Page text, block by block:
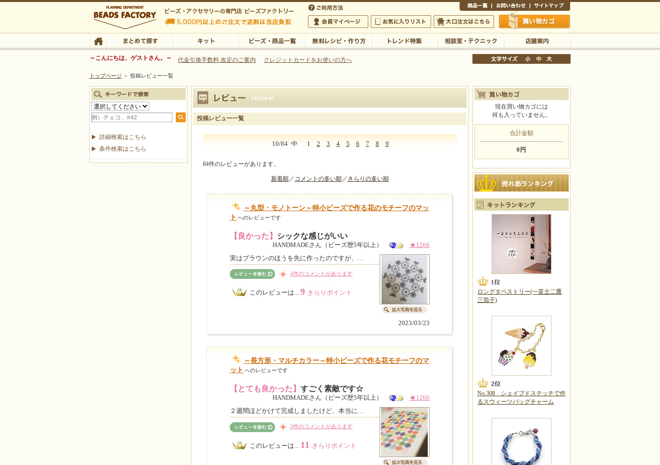
ビーズファクトリー ビーズ・パーツ・金具など・アクセサリーの専門店
ビーズ・アクセサリーの専門店 ビーズファクトリー 5,000円以上のご注文で送料は当店が負担いたします
ビーズ・アクセサリーの専門店 ビーズファクトリー 5,000円以上のご注文で送料は当店が負担いたします
会員マイページ
お気に入りリスト 大口注文はこちら 買い物かご
TOP まとめて探す 店舗案内
～こんにちは、ゲストさん。～ 代金引換手数料 改定のご案内 クレジットカードをお使いの方へ
トップページ > 投稿レビュー一覧
投稿レビュー一覧
10/84 中 1 2 3 4 5 6 7 8 9
84件のレビューがあります。
新着順／ コメントの多い順／ きらりの多い順
～丸型・モノトーン～特小ビーズで作る花のモチーフのマッ
ト へのレビューです
【良かった】 シックな感じがいい
HANDMADEさん（ビーズ歴5年以上）
★1266
実はブラウンのほうを先に作ったのですが、…
4件のコメントがあります
このレビューは... 9 きらりポイント
2023/03/23
～長方形・マルチカラー～特小ビーズで作る花モチーフのマ
ット へのレビューです
【とても良かった】 すごく素敵です☆
HANDMADEさん（ビーズ歴5年以上）
★1266
２週間ほどかけて完成しましたけど、本当に…
3件のコメントがあります
このレビューは... 11 きらりポイント
詳細検索はこちら
条件検索はこちら
現在買い物カゴには
何も入っていません。
合計金額
0円
ロングタペストリー(一富士二鷹
三茄子)
No.308 シェイプドステッチで作
るスウィーツバッグチャーム